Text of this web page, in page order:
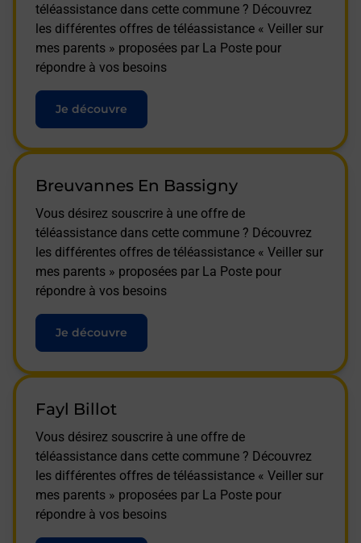
téléassistance dans cette commune ? Découvrez
les différentes offres de téléassistance « Veiller sur
mes parents » proposées par La Poste pour
répondre à vos besoins
Je découvre
Breuvannes En Bassigny
Vous désirez souscrire à une offre de
téléassistance dans cette commune ? Découvrez
les différentes offres de téléassistance « Veiller sur
mes parents » proposées par La Poste pour
répondre à vos besoins
Je découvre
Fayl Billot
Vous désirez souscrire à une offre de
téléassistance dans cette commune ? Découvrez
les différentes offres de téléassistance « Veiller sur
mes parents » proposées par La Poste pour
répondre à vos besoins